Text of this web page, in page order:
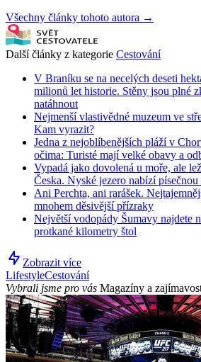
Všechny články tohoto autora →
Další články z kategorie Cestování
V Braníku se na necelých deseti
milionů let historie. Stěny jsou plné
natáhnout
Nejmenší vlastivědné muzeum ve
Kam vyrazit?
Jedna z nejoblíbenějších pláží v
očima: Turisté mají velké obavy a
Vypadá jako dovolená u moře, ale
Česka. Nyské jezero nabízí
Ani Perchta, ani rarášek.
mnohem děsivější přízraky
Největší vodopády Šumavy najdete
protkané kilometry štol
Zobrazit více
LifestyleCestování
Vybrali jsme pro vás Magazíny a